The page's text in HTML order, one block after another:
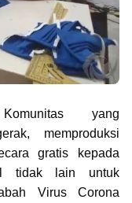
yang
memproduksi
gratis kepada
tidak lain untuk
Virus Corona